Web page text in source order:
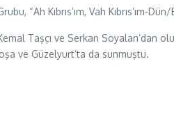
“Ah Kıbrıs’ım, Vah
Taşçı ve Serkan
ve Güzelyurt’ta da sunmuştu.